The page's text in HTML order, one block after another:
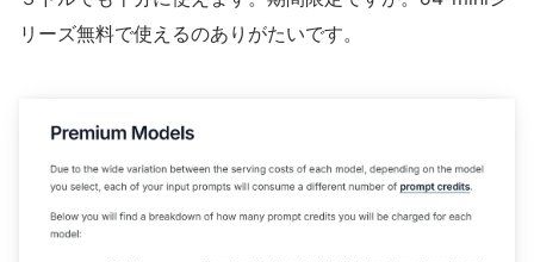
リーズ無料で使えるのありがたいです。